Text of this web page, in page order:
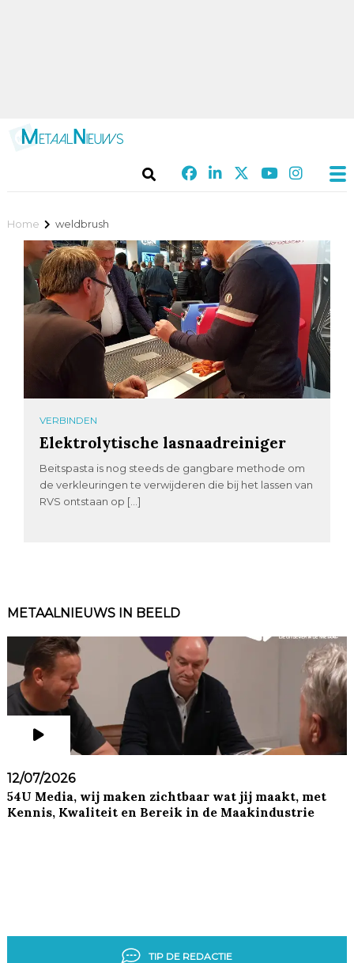
Home weldbrush
VERBINDEN
Elektrolytische lasnaadreiniger
Beitspasta is nog steeds de gangbare methode om
de verkleuringen te verwijderen die bij het lassen van
RVS ontstaan op […]
METAALNIEUWS IN BEELD
12/07/2026
54U Media, wij maken zichtbaar wat jij maakt, met
Kennis, Kwaliteit en Bereik in de Maakindustrie
TIP DE REDACTIE